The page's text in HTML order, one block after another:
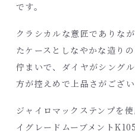
です。
クラシカルな意匠でありな
たケースとしなやかな造り
佇まいで、ダイヤがシング
方が控えめで上品さがござい
ジャイロマックステンプを
イグレードムーブメント